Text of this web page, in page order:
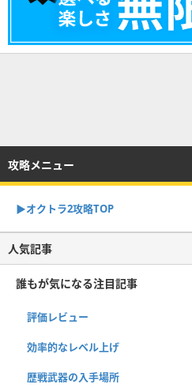
攻略メニュー
▶︎オクトラ2攻略TOP
人気記事
誰もが気になる注目記事
評価レビュー
効率的なレベル上げ
歴戦武器の入手場所